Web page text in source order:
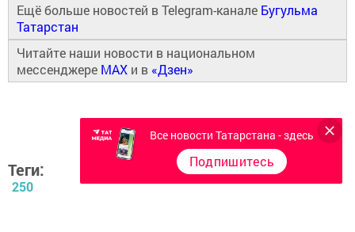
Ещё больше новостей в Telegram-канале Бугульма
Татарстан
Читайте наши новости в национальном
мессенджере MAX и в «Дзен»
Теги:
250
Все новости Татарстана - здесь
Подпишитесь